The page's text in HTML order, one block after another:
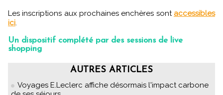
Les inscriptions aux prochaines enchères sont accessibles
ici.
Un dispositif complété par des sessions de live
shopping
AUTRES ARTICLES
Voyages E.Leclerc affiche désormais l'impact carbone